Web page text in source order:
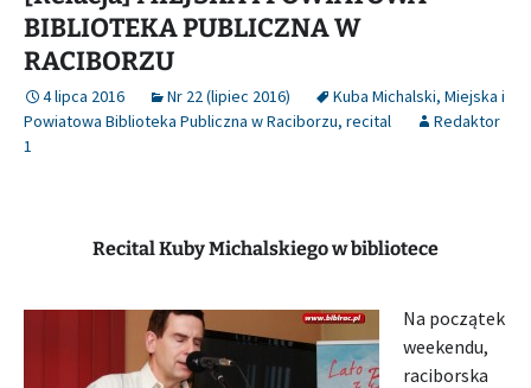
BIBLIOTEKA PUBLICZNA W
RACIBORZU
4 lipca 2016 Nr 22 (lipiec 2016) Kuba Michalski, Miejska i
Powiatowa Biblioteka Publiczna w Raciborzu, recital
Redaktor
1
Recital Kuby Michalskiego w bibliotece
Na początek
weekendu,
raciborska